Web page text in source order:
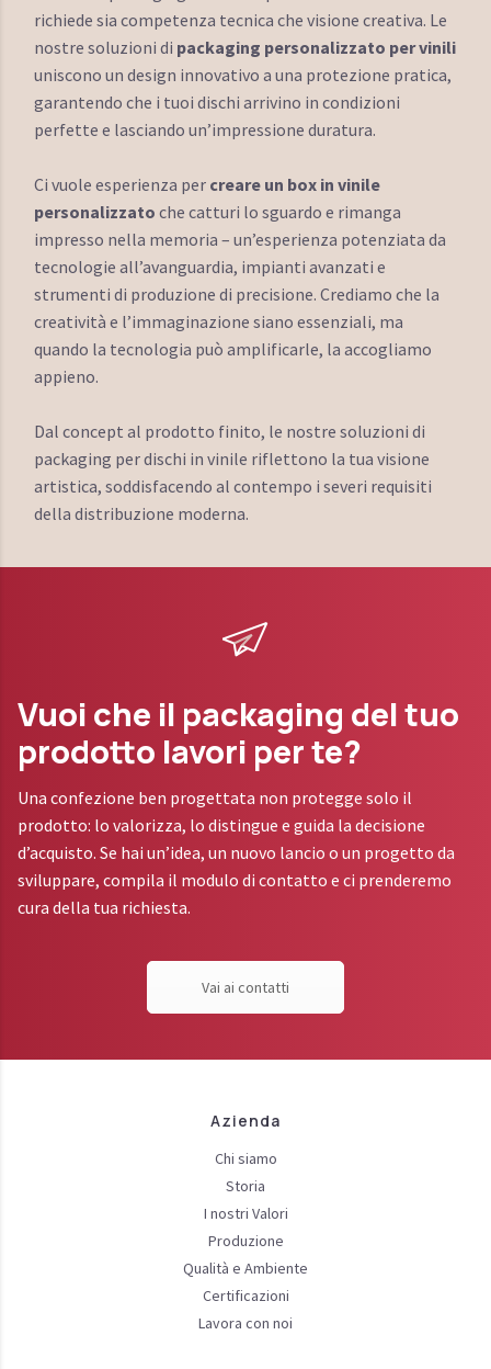
richiede sia competenza tecnica che visione creativa. Le
nostre soluzioni di packaging personalizzato per vinili
uniscono un design innovativo a una protezione pratica,
garantendo che i tuoi dischi arrivino in condizioni
perfette e lasciando un’impressione duratura.
Ci vuole esperienza per creare un box in vinile
personalizzato che catturi lo sguardo e rimanga
impresso nella memoria – un’esperienza potenziata da
tecnologie all’avanguardia, impianti avanzati e
strumenti di produzione di precisione. Crediamo che la
creatività e l’immaginazione siano essenziali, ma
quando la tecnologia può amplificarle, la accogliamo
appieno.
Dal concept al prodotto finito, le nostre soluzioni di
packaging per dischi in vinile riflettono la tua visione
artistica, soddisfacendo al contempo i severi requisiti
della distribuzione moderna.
Vuoi che il packaging del tuo
prodotto lavori per te?
Una confezione ben progettata non protegge solo il
prodotto: lo valorizza, lo distingue e guida la decisione
d’acquisto. Se hai un’idea, un nuovo lancio o un progetto da
sviluppare, compila il modulo di contatto e ci prenderemo
cura della tua richiesta.
Vai ai contatti
Azienda
Chi siamo
Storia
I nostri Valori
Produzione
Qualità e Ambiente
Certificazioni
Lavora con noi